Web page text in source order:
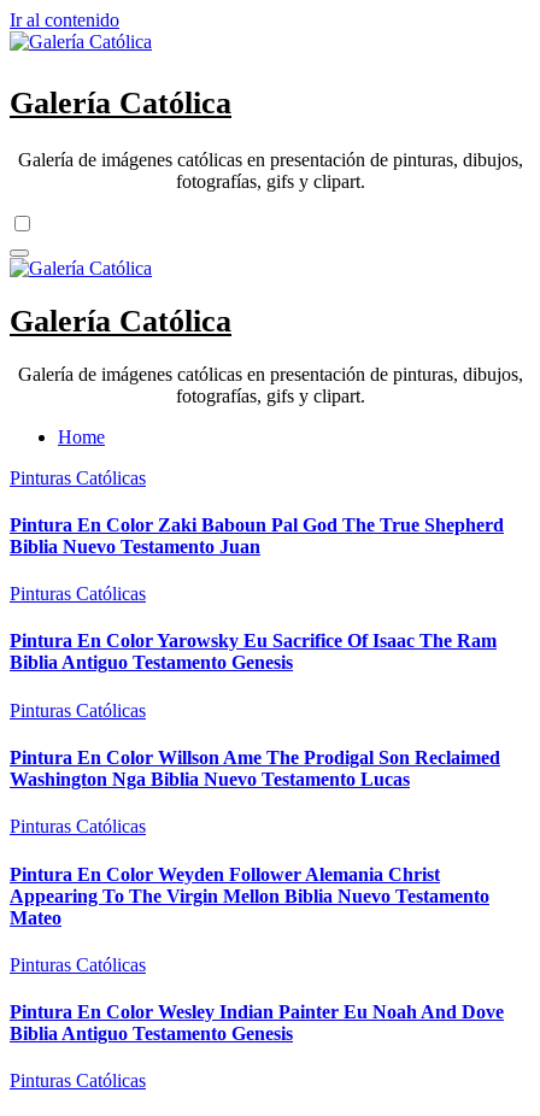
Ir al contenido
Galería Católica
Galería de imágenes católicas en presentación de pinturas, dibujos,
fotografías, gifs y clipart.
Galería Católica
Galería de imágenes católicas en presentación de pinturas, dibujos,
fotografías, gifs y clipart.
Home
Pinturas Católicas
Pintura En Color Zaki Baboun Pal God The True Shepherd
Biblia Nuevo Testamento Juan
Pinturas Católicas
Pintura En Color Yarowsky Eu Sacrifice Of Isaac The Ram
Biblia Antiguo Testamento Genesis
Pinturas Católicas
Pintura En Color Willson Ame The Prodigal Son Reclaimed
Washington Nga Biblia Nuevo Testamento Lucas
Pinturas Católicas
Pintura En Color Weyden Follower Alemania Christ
Appearing To The Virgin Mellon Biblia Nuevo Testamento
Mateo
Pinturas Católicas
Pintura En Color Wesley Indian Painter Eu Noah And Dove
Biblia Antiguo Testamento Genesis
Pinturas Católicas